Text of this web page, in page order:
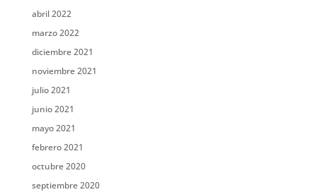
abril 2022
marzo 2022
diciembre 2021
noviembre 2021
julio 2021
junio 2021
mayo 2021
febrero 2021
octubre 2020
septiembre 2020